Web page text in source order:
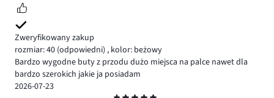
Zweryfikowany zakup
rozmiar: 40 (odpowiedni) , kolor: beżowy
Bardzo wygodne buty z przodu dużo miejsca na palce nawet dla
bardzo szerokich jakie ja posiadam
2026-07-23